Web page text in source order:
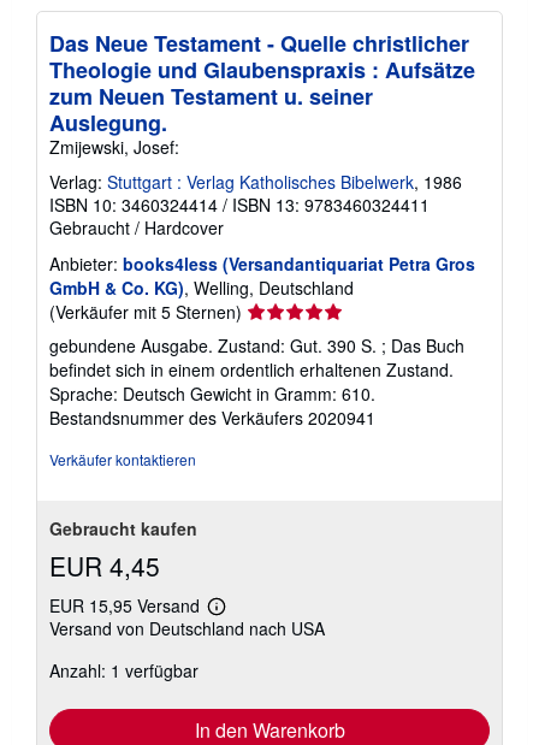
n
k
o
s
t
Das Neue Testament - Quelle christlicher
Theologie und Glaubenspraxis : Aufsätze
zum Neuen Testament u. seiner
Auslegung.
Zmijewski, Josef:
Verlag: Stuttgart : Verlag Katholisches Bibelwerk, 1986
ISBN 10: 3460324414 / ISBN 13: 9783460324411
Gebraucht / Hardcover
Anbieter: books4less (Versandantiquariat Petra Gros
GmbH & Co. KG), Welling, Deutschland
(Verkäufer mit 5 Sternen) Verkäuferbewertung
5
von
5
Sternen
gebundene Ausgabe. Zustand: Gut. 390 S. ; Das Buch
befindet sich in einem ordentlich erhaltenen Zustand.
Sprache: Deutsch Gewicht in Gramm: 610.
Bestandsnummer des Verkäufers 2020941
Verkäufer kontaktieren
Gebraucht kaufen
EUR 4,45
EUR 15,95 Versand
Weitere
Informationen
Versand von Deutschland nach USA
Anzahl: 1 verfügbar
In den Warenkorb